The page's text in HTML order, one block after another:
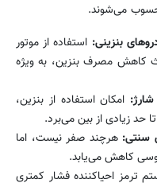
می‌شوند.
بنزینی: استفاده از موتور
کاهش مصرف بنزین، به ویژه
امکان استفاده از بنزین،
حد زیادی از بین می‌برد.
سنتی: هرچند صفر نیست، اما
کاهش می‌یابد.
ترمز احیاکننده فشار کمتری